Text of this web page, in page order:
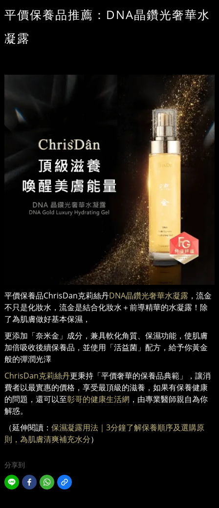
平價保養品推薦：DNA晶鑽光奢華水
凝露
平價保養品ChrisDan克莉絲丹DNA晶鑽光奢華水凝露 ，流金
不只是化妝水，流金是結合化妝水＋前導精華的水凝露！除
了為肌膚做好基本保濕，
更添加「奈米金」成分，兼具軟化角質、保濕功能，使肌膚
加倍吸收後續保養品，並使用「活益菌」配方，給予你黃金
般的彈潤光澤
ChrisDan克莉絲丹更秉持「平價奢華的保養品典範」，讓消
費者以最實惠的價格，享受最頂級的滋養，如果有保養健康
的問題，還可以至彰哥的健康生活網 ，由專業醫師親自為你
解惑。
（延伸閱讀： 保濕凝露用法｜3分鐘了解保養順序及選購原
則，為肌膚清爽補充水分）
分享到